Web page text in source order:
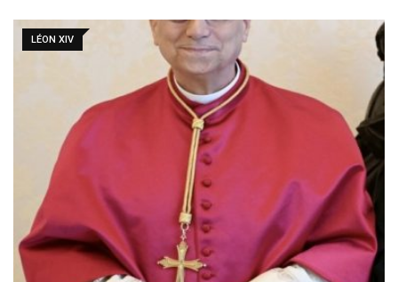
LÉON XIV